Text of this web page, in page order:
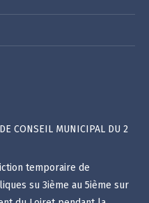
CONSEIL MUNICIPAL DU 2
temporaire de
su 3ième au 5ième sur